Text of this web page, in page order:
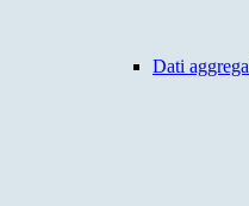
Dati